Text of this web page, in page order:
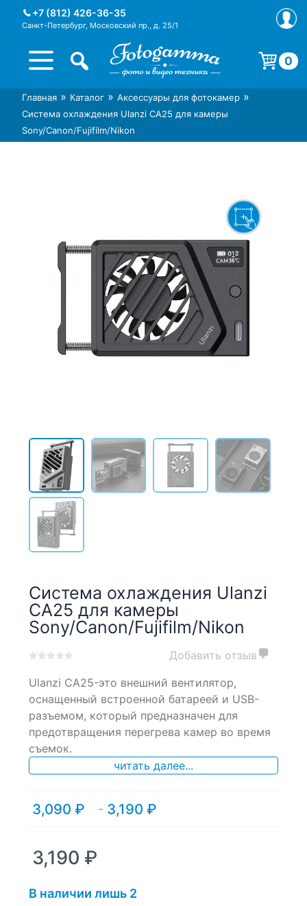
+7 (812) 426-36-35
Санкт-Петербург, Московский пр., д. 25/1
Интернет-магазин фототехники
Foto-Gamma в СПб
Магазин фотоаксессуаров foto-
gamma.ru
0
Корзина пуста.
Главная » Каталог » Аксессуары для фотокамер »
Система охлаждения Ulanzi CA25 для камеры
Sony/Canon/Fujifilm/Nikon
Система охлаждения Ulanzi
CA25 для камеры
Sony/Canon/Fujifilm/Nikon
out
on
customer
ratings
Добавить отзыв
Ulanzi CA25-это внешний вентилятор,
оснащенный встроенной батареей и USB-
разъемом, который предназначен для
предотвращения перегрева камер во время
съемок.
читать далее...
3,090 ₽ – 3,190 ₽
Диапазон
3,190 ₽
3,190 ₽
В наличии лишь 2